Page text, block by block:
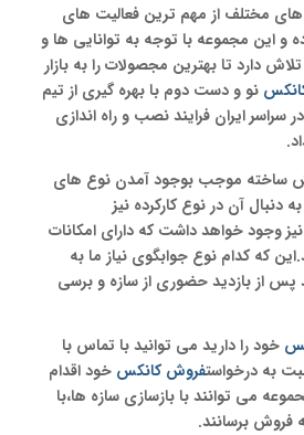
های مختلف از مهم ترین فعالیت های
و این مجموعه با توجه به توانایی ها و
دارد تا بهترین مجصولات را به بازار
نو و دست دوم با بهره گیری از تیم
سراسر ایران فرایند نصب و راه اندازی
ساخته موجب بوجود آمدن نوع های
دنبال آن در نوع کارکرده نیز
نیز وجود خواهد داشت که دارای امکانات
که کدام نوع جوابگوی نیاز ما به
پس از بازدید حضوری از سازه و برسی
خود را دارید می توانید با تماس با
به درخواستفروشکانکس خود اقدام
می توانند با بازسازی سازه ها،با
فروش برسانند.